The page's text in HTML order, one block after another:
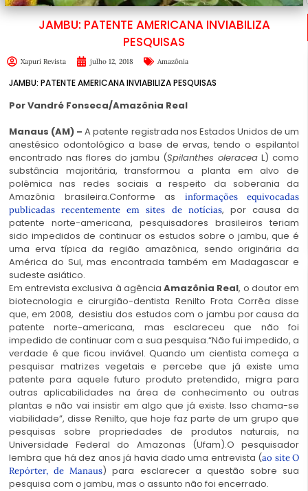
JAMBU: PATENTE AMERICANA INVIABILIZA
PESQUISAS
Xapuri Revista julho 12, 2018 Amazônia
JAMBU: PATENTE AMERICANA INVIABILIZA PESQUISAS
Por Vandré Fonseca/Amazônia Real
Manaus (AM) –A patente registrada nos Estados Unidos de um
anestésico odontológico a base de ervas, tendo o espilantol
encontrado nas flores do jambu (Spilanthes oleracea L) como
substância majoritária, transformou a planta em alvo de
polêmica nas redes sociais a respeito da soberania da
Amazônia brasileira.Conforme as informações equivocadas
publicadas recentemente em sites de notícias, por causa da
patente norte-americana, pesquisadores brasileiros teriam
sido impedidos de continuar os estudos sobre o jambu, que é
uma erva típica da região amazônica, sendo originária da
América do Sul, mas encontrada também em Madagascar e
sudeste asiático.
Em entrevista exclusiva à agênciaAmazônia Real, o doutor em
biotecnologia e cirurgião-dentista Renilto Frota Corrêa disse
que, em 2008, desistiu dos estudos com o jambu por causa da
patente norte-americana, mas esclareceu que não foi
impedido de continuar com a sua pesquisa.“Não fui impedido, a
verdade é que ficou inviável. Quando um cientista começa a
pesquisar matrizes vegetais e percebe que já existe uma
patente para aquele futuro produto pretendido, migra para
outras aplicabilidades na área de conhecimento ou outras
plantas e não vai insistir em algo que já existe. Isso chama-se
viabilidade”, disse Renilto, que hoje faz parte de um grupo que
pesquisas sobre propriedades de produtos naturais, na
Universidade Federal do Amazonas (Ufam).O pesquisador
lembra que há dez anos já havia dado uma entrevista (ao site O
Repórter, de Manaus) para esclarecer a questão sobre sua
pesquisa com o jambu, mas o assunto não foi encerrado.